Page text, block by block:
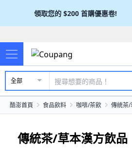
領取您的 $200 首購優惠卷!
全部
酷澎首頁 食品飲料 咖啡/茶飲 傳統茶/
傳統茶/草本漢方飲品